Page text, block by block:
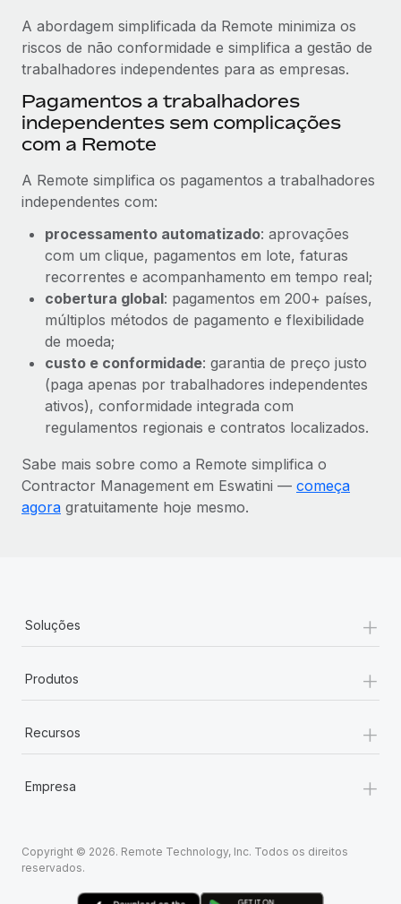
A abordagem simplificada da Remote minimiza os
riscos de não conformidade e simplifica a gestão de
trabalhadores independentes para as empresas.
Pagamentos a trabalhadores
independentes sem complicações
com a Remote
A Remote simplifica os pagamentos a trabalhadores
independentes com:
processamento automatizado: aprovações
com um clique, pagamentos em lote, faturas
recorrentes e acompanhamento em tempo real;
cobertura global: pagamentos em 200+ países,
múltiplos métodos de pagamento e flexibilidade
de moeda;
custo e conformidade: garantia de preço justo
(paga apenas por trabalhadores independentes
ativos), conformidade integrada com
regulamentos regionais e contratos localizados.
Sabe mais sobre como a Remote simplifica o
Contractor Management em Eswatini — começa
agora gratuitamente hoje mesmo.
Soluções +
Produtos +
Recursos +
Empresa +
Copyright © 2026. Remote Technology, Inc. Todos os direitos
reservados.